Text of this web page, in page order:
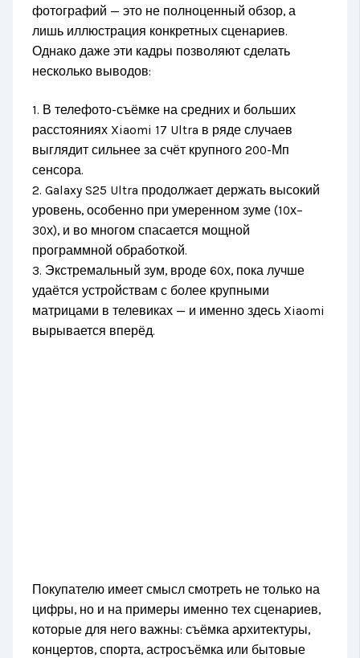
фотографий — это не полноценный обзор, а
лишь иллюстрация конкретных сценариев.
Однако даже эти кадры позволяют сделать
несколько выводов:
1. В телефото-съёмке на средних и больших
расстояниях Xiaomi 17 Ultra в ряде случаев
выглядит сильнее за счёт крупного 200-Мп
сенсора.
2. Galaxy S25 Ultra продолжает держать высокий
уровень, особенно при умеренном зуме (10х–
30х), и во многом спасается мощной
программной обработкой.
3. Экстремальный зум, вроде 60х, пока лучше
удаётся устройствам с более крупными
матрицами в телевиках — и именно здесь Xiaomi
вырывается вперёд.
Покупателю имеет смысл смотреть не только на
цифры, но и на примеры именно тех сценариев,
которые для него важны: съёмка архитектуры,
концертов, спорта, астросъёмка или бытовые